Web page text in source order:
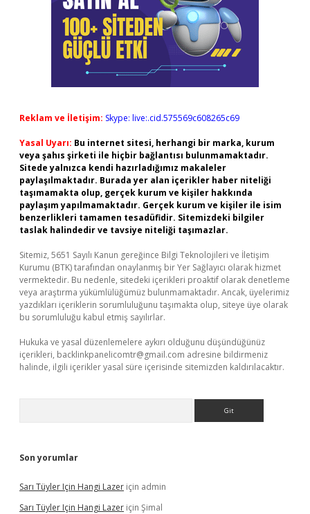
Reklam ve İletişim: Skype: live:.cid.575569c608265c69
Yasal Uyarı: Bu internet sitesi, herhangi bir marka, kurum
veya şahıs şirketi ile hiçbir bağlantısı bulunmamaktadır.
Sitede yalnızca kendi hazırladığımız makaleler
paylaşılmaktadır. Burada yer alan içerikler haber niteliği
taşımamakta olup, gerçek kurum ve kişiler hakkında
paylaşım yapılmamaktadır. Gerçek kurum ve kişiler ile isim
benzerlikleri tamamen tesadüfidir. Sitemizdeki bilgiler
taslak halindedir ve tavsiye niteliği taşımazlar.
Sitemiz, 5651 Sayılı Kanun gereğince Bilgi Teknolojileri ve İletişim
Kurumu (BTK) tarafından onaylanmış bir Yer Sağlayıcı olarak hizmet
vermektedir. Bu nedenle, sitedeki içerikleri proaktif olarak denetleme
veya araştırma yükümlülüğümüz bulunmamaktadır. Ancak, üyelerimiz
yazdıkları içeriklerin sorumluluğunu taşımakta olup, siteye üye olarak
bu sorumluluğu kabul etmiş sayılırlar.
Hukuka ve yasal düzenlemelere aykırı olduğunu düşündüğünüz
içerikleri, backlinkpanelicomtr@gmail.com adresine bildirmeniz
halinde, ilgili içerikler yasal süre içerisinde sitemizden kaldırılacaktır.
Son yorumlar
Sarı Tüyler Için Hangi Lazer için admin
Sarı Tüyler Için Hangi Lazer için Şimal